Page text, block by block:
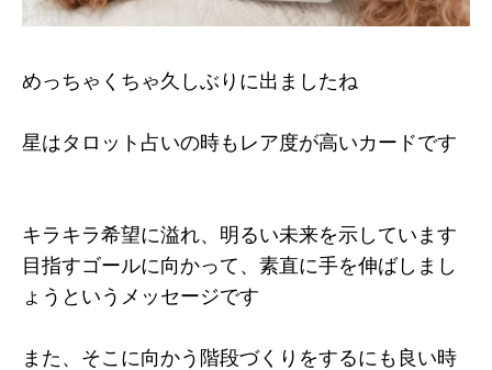
めっちゃくちゃ久しぶりに出ましたね
星はタロット占いの時もレア度が高いカードです
キラキラ希望に溢れ、明るい未来を示しています
目指すゴールに向かって、素直に手を伸ばしまし
ょうというメッセージです
また、そこに向かう階段づくりをするにも良い時